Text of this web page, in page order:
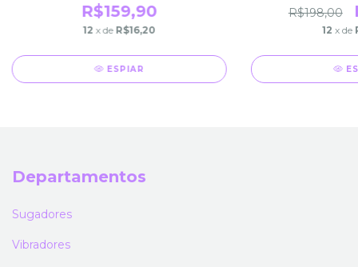
R$159,90
12 x de R$16,20
ESPIAR
R$198,00
12 x de
Departamentos
Sugadores
Vibradores